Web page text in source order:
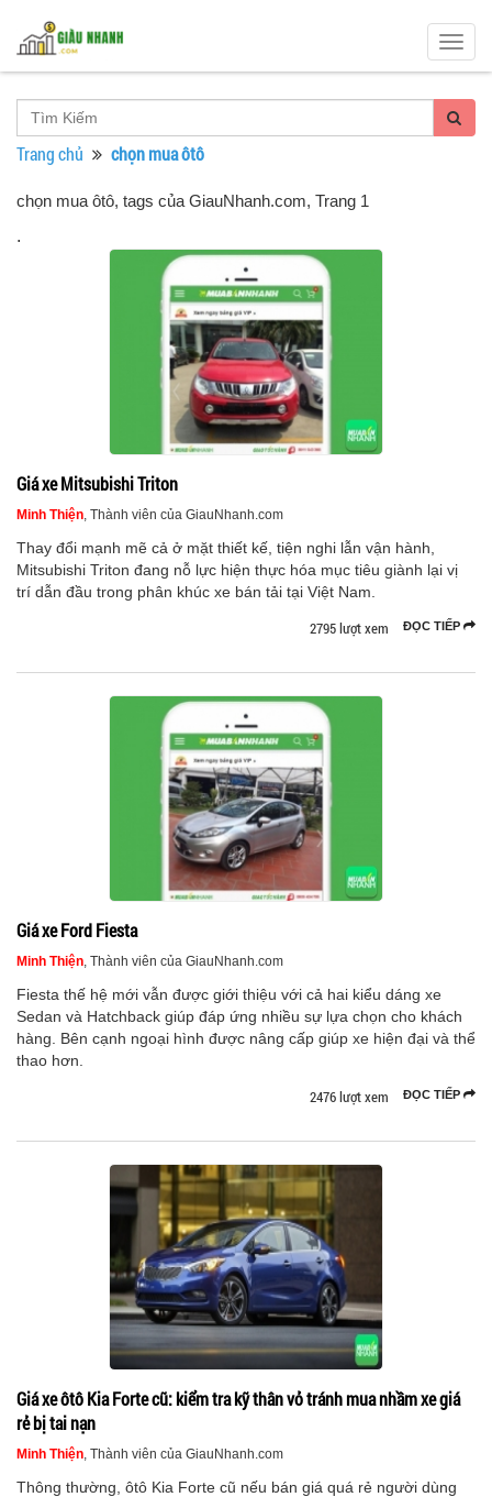
Trang chủ chọn mua ôtô
chọn mua ôtô, tags của GiauNhanh.com, Trang 1
.
Giá xe Mitsubishi Triton
Minh Thiện, Thành viên của GiauNhanh.com
Thay đổi mạnh mẽ cả ở mặt thiết kế, tiện nghi lẫn vận hành,
Mitsubishi Triton đang nỗ lực hiện thực hóa mục tiêu giành lại vị
trí dẫn đầu trong phân khúc xe bán tải tại Việt Nam.
ĐỌC TIẾP
2795 lượt xem
Giá xe Ford Fiesta
Minh Thiện, Thành viên của GiauNhanh.com
Fiesta thế hệ mới vẫn được giới thiệu với cả hai kiểu dáng xe
Sedan và Hatchback giúp đáp ứng nhiều sự lựa chọn cho khách
hàng. Bên cạnh ngoại hình được nâng cấp giúp xe hiện đại và thể
thao hơn.
ĐỌC TIẾP
2476 lượt xem
Giá xe ôtô Kia Forte cũ: kiểm tra kỹ thân vỏ tránh mua nhầm xe giá
rẻ bị tai nạn
Minh Thiện, Thành viên của GiauNhanh.com
Thông thường, ôtô Kia Forte cũ nếu bán giá quá rẻ người dùng